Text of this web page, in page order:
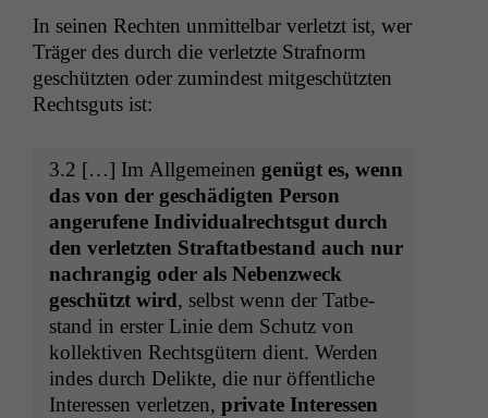
In seinen Recht­en unmit­tel­bar ver­let­zt ist, wer
Träger des durch die ver­let­zte Strafnorm
geschützten oder zumin­d­est mit­geschützten
Rechtsguts ist:
3.2 […] Im All­ge­meinen genügt es, wenn
das von der geschädigten Per­son
angerufene Indi­vid­u­al­rechtsgut durch
den ver­let­zten Straftatbe­stand auch nur
nachrangig oder als Neben­zweck
geschützt wird, selb­st wenn der Tatbe­
stand in erster Lin­ie dem Schutz von
kollek­tiv­en Rechts­gütern dient. Wer­den
indes durch Delik­te, die nur öffentliche
Inter­essen ver­let­zen, pri­vate Inter­essen